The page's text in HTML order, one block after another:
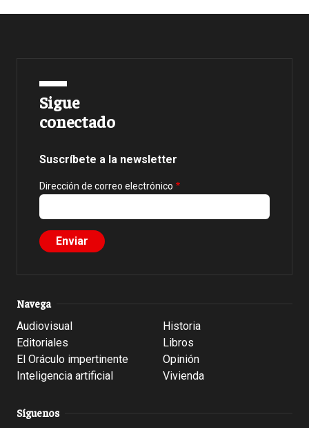
Sigue
conectado
Suscríbete a la newsletter
Dirección de correo electrónico
Navega
Audiovisual
Editoriales
El Oráculo impertinente
Inteligencia artificial
Historia
Libros
Opinión
Vivienda
Síguenos